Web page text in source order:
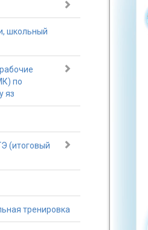
школьный
по
яз
(итоговый
тренировка